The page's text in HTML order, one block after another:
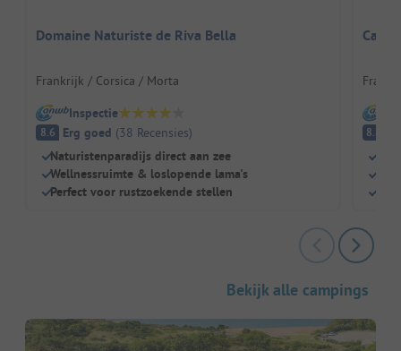
Domaine Naturiste de Riva Bella
Frankrijk / Corsica / Morta
Inspectie
8.6 Erg goed (38 Recensies)
Naturistenparadijs direct aan zee
Wellnessruimte & loslopende lama's
Perfect voor rustzoekende stellen
8.8
Bekijk alle campings